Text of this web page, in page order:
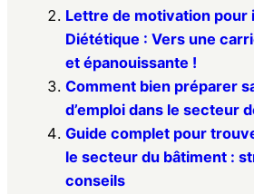
Lettre de motivation pour
Diététique : Vers une
et épanouissante !
Comment bien préparer
d’emploi dans le secteur
Guide complet pour
le secteur du bâtiment :
conseils